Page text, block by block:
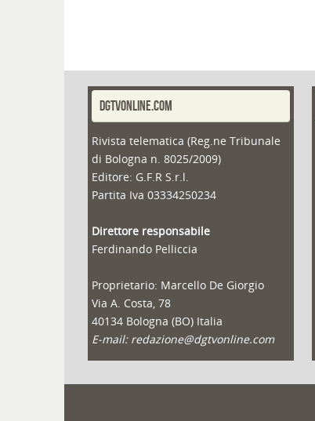
DGTVONLINE.COM
Rivista telematica (Reg.ne Tribunale
di Bologna n. 8025/2009)
Editore: G.F.R S.r.l.
Partita Iva 03334250234
Direttore responsabile
Ferdinando Pelliccia
Proprietario: Marcello De Giorgio
Via A. Costa, 78
40134 Bologna (BO) Italia
E-mail: redazione@dgtvonline.com